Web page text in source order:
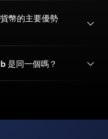
幣的主要優勢
是同一個嗎？